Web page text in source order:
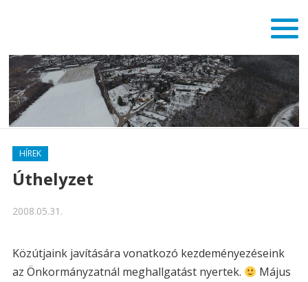
HÍREK
Úthelyzet
2008.05.31.
Közútjaink javítására vonatkozó kezdeményezéseink
az Önkormányzatnál meghallgatást nyertek.
Május